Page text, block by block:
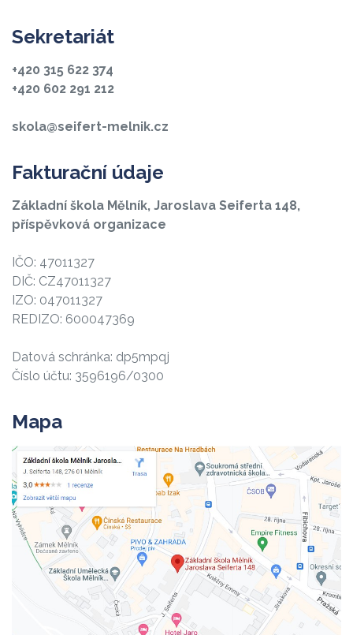
Sekretariát
+420 315 622 374
+420 602 291 212
skola@seifert-melnik.cz
Fakturační údaje
Základní škola Mělník, Jaroslava Seiferta 148,
příspěvková organizace
IČO: 47011327
DIČ: CZ47011327
IZO: 047011327
REDIZO: 600047369
Datová schránka: dp5mpqj
Číslo účtu: 3596196/0300
Mapa